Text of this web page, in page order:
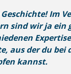
Im
sind wir ja ein
aus der du bei
kannst.